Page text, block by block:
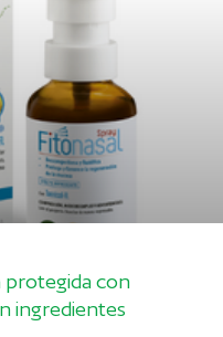
protegida con
ingredientes